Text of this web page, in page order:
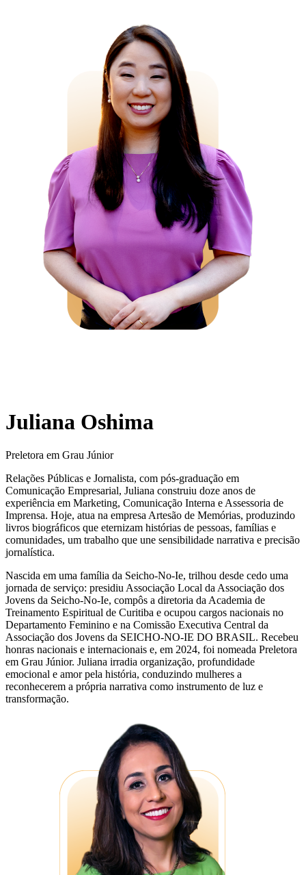
Juliana Oshima
Preletora em Grau Júnior
Relações Públicas e Jornalista, com pós-graduação em
Comunicação Empresarial, Juliana construiu doze anos de
experiência em Marketing, Comunicação Interna e Assessoria de
Imprensa. Hoje, atua na empresa Artesão de Memórias, produzindo
livros biográficos que eternizam histórias de pessoas, famílias e
comunidades, um trabalho que une sensibilidade narrativa e precisão
jornalística.
Nascida em uma família da Seicho-No-Ie, trilhou desde cedo uma
jornada de serviço: presidiu Associação Local da Associação dos
Jovens da Seicho-No-Ie, compôs a diretoria da Academia de
Treinamento Espiritual de Curitiba e ocupou cargos nacionais no
Departamento Feminino e na Comissão Executiva Central da
Associação dos Jovens da SEICHO-NO-IE DO BRASIL. Recebeu
honras nacionais e internacionais e, em 2024, foi nomeada Preletora
em Grau Júnior. Juliana irradia organização, profundidade
emocional e amor pela história, conduzindo mulheres a
reconhecerem a própria narrativa como instrumento de luz e
transformação.